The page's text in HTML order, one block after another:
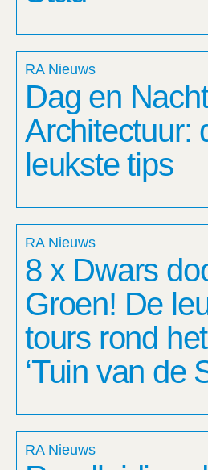
RA Nieuws
Dag en
Architectuur:
leukste tips
RA Nieuws
8 x Dwars
Groen! De
tours rond
‘Tuin van de
RA Nieuws